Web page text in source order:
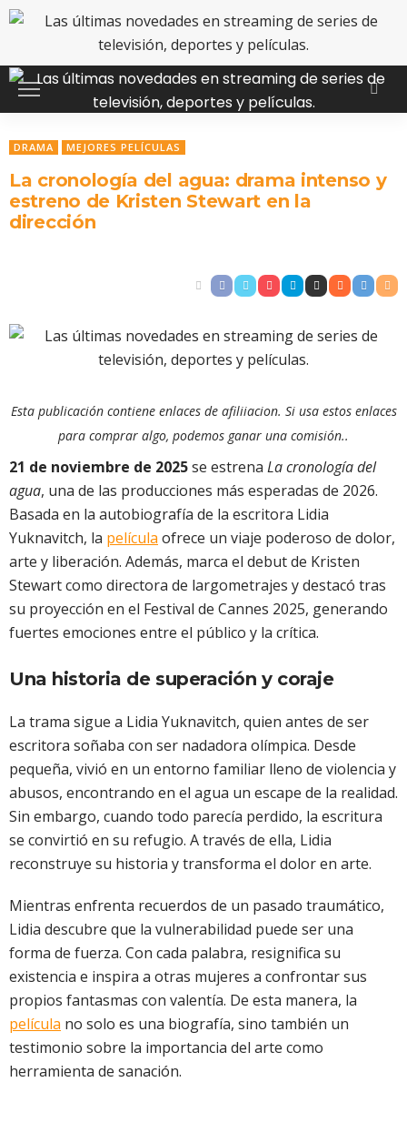
DRAMA MEJORES PELÍCULAS
La cronología del agua: drama intenso y
estreno de Kristen Stewart en la
dirección
Esta publicación contiene enlaces de afiliiacion. Si usa estos enlaces
para comprar algo, podemos ganar una comisión..
21 de noviembre de 2025se estrena La cronología del
agua, una de las producciones más esperadas de 2026.
Basada en la autobiografía de la escritora Lidia
Yuknavitch, la película ofrece un viaje poderoso de dolor,
arte y liberación. Además, marca el debut de Kristen
Stewart como directora de largometrajes y destacó tras
su proyección en el Festival de Cannes 2025, generando
fuertes emociones entre el público y la crítica.
Una historia de superación y coraje
La trama sigue a Lidia Yuknavitch, quien antes de ser
escritora soñaba con ser nadadora olímpica. Desde
pequeña, vivió en un entorno familiar lleno de violencia y
abusos, encontrando en el agua un escape de la realidad.
Sin embargo, cuando todo parecía perdido, la escritura
se convirtió en su refugio. A través de ella, Lidia
reconstruye su historia y transforma el dolor en arte.
Mientras enfrenta recuerdos de un pasado traumático,
Lidia descubre que la vulnerabilidad puede ser una
forma de fuerza. Con cada palabra, resignifica su
existencia e inspira a otras mujeres a confrontar sus
propios fantasmas con valentía. De esta manera, la
película no solo es una biografía, sino también un
testimonio sobre la importancia del arte como
herramienta de sanación.